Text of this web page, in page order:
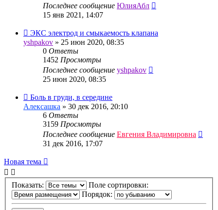
Последнее сообщение ЮлияАбл
15 янв 2021, 14:07
ЭКС электрод и смыкаемость клапана
yshpakov » 25 июн 2020, 08:35
0 Ответы
1452 Просмотры
Последнее сообщение yshpakov
25 июн 2020, 08:35
Боль в груди, в середине
Алексашка » 30 дек 2016, 20:10
6 Ответы
3159 Просмотры
Последнее сообщение Евгения Владимировна
31 дек 2016, 17:07
Новая тема
Показать:
Поле сортировки:
Порядок: